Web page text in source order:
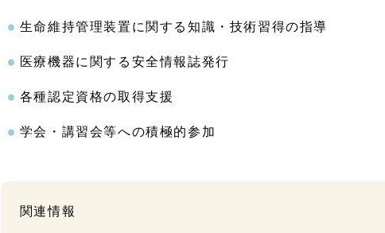
生命維持管理装置に関する知識・技術習得の指導
医療機器に関する安全情報誌発行
各種認定資格の取得支援
学会・講習会等への積極的参加
関連情報